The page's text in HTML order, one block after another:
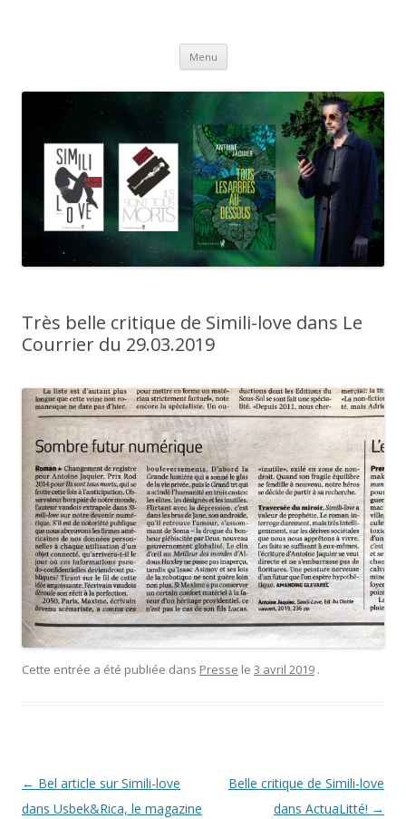
Menu Aller
contenu
Très belle critique de Simili-love dans Le
Courrier du 29.03.2019
Cette entrée a été publiée dans Presse le 3 avril 2019 .
Navigation
des
← Bel article sur Simili-love
dans Usbek&Rica, le magazine
Belle critique de Simili-love
dans ActuaLitté! →